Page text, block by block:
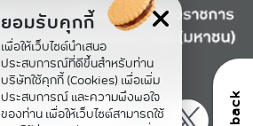
ยอมรับคุกกี้
เพื่อให้เว็บไซต์นำเสนอ
ประสบการณ์ที่ดีขึ้นสำหรับท่าน
บริษัทใช้คุกกี้ (Cookies) เพื่อเพิ่ม
ประสบการณ์ และความพึงพอใจ
ของท่าน เพื่อให้เว็บไซต์สามารถใช้